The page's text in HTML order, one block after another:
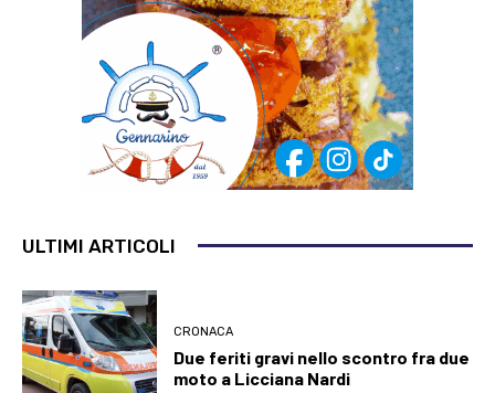
ULTIMI ARTICOLI
CRONACA
Due feriti gravi nello scontro fra due
moto a Licciana Nardi